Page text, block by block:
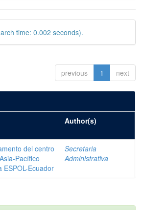
time: 0.002 seconds).
previous 1 next
Author(s)
del centro
Pacífico
ESPOL-Ecuador
Secretaria
Administrativa